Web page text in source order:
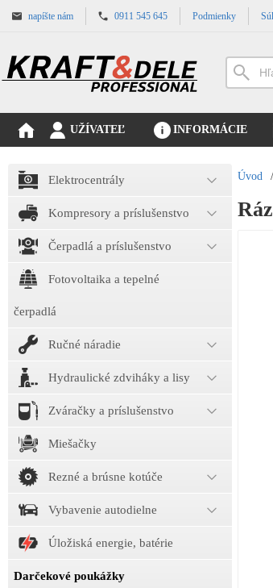
napíšte nám 0911 545 645 Podmienky
UŽÍVATEĽ INFORMÁCIE
Elektrocentrály
Kompresory a príslušenstvo
Čerpadlá a príslušenstvo
Fotovoltaika a tepelné
čerpadlá
Ručné náradie
Hydraulické zdviháky a lisy
Zváračky a príslušenstvo
Miešačky
Rezné a brúsne kotúče
Vybavenie autodielne
Úložiská energie, batérie
Darčekové poukážky
Úvod /